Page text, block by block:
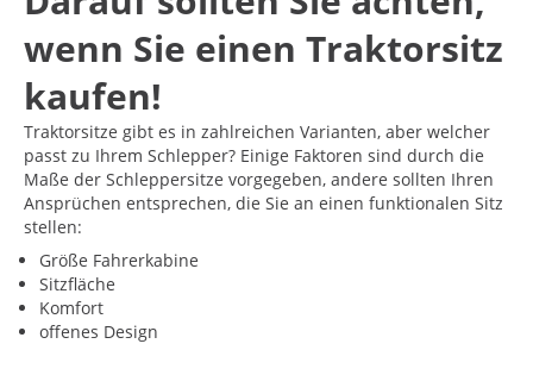
wenn Sie einen Traktorsitz
kaufen!
Traktorsitze gibt es in zahlreichen Varianten, aber welcher
passt zu Ihrem Schlepper? Einige Faktoren sind durch die
Maße der Schleppersitze vorgegeben, andere sollten Ihren
Ansprüchen entsprechen, die Sie an einen funktionalen Sitz
stellen:
Größe Fahrerkabine
Sitzfläche
Komfort
offenes Design